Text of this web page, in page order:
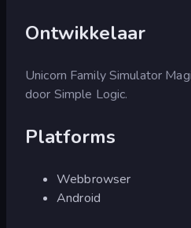
Ontwikkelaar
Unicorn Family Simulator
door Simple Logic.
Platforms
Webbrowser
Android